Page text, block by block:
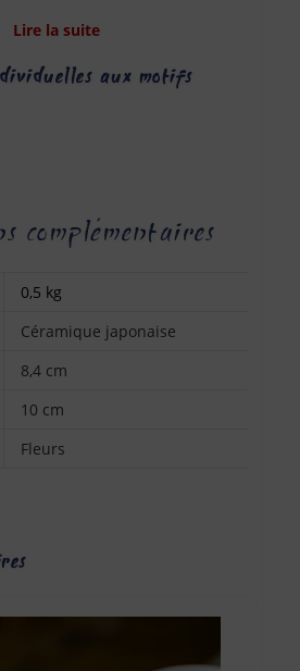
Lire la suite
aux motifs
complémentaires
0,5 kg
Céramique japonaise
8,4 cm
10 cm
Fleurs